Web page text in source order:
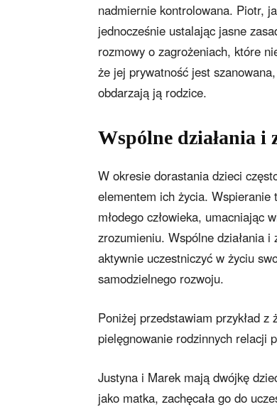
nadmiernie kontrolowana. Piotr,
jednocześnie ustalając jasne
rozmowy o zagrożeniach, które
że jej prywatność jest
obdarzają ją rodzice.
Wspólne działania i
W okresie dorastania dzieci
elementem ich życia. Wspieranie
młodego człowieka, umacniając
zrozumieniu. Wspólne działania
aktywnie uczestniczyć w życiu
samodzielnego rozwoju.
Poniżej przedstawiam przykład
pielęgnowanie rodzinnych relacji
Justyna i Marek mają dwójkę
jako matka, zachęcała go do